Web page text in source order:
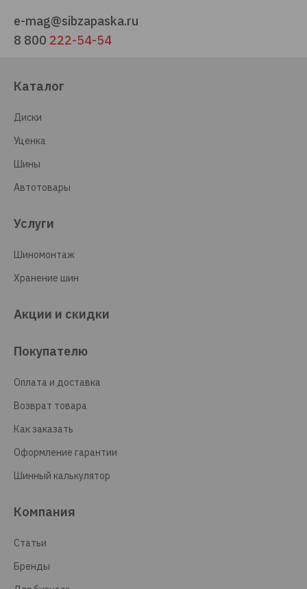
e-mag@sibzapaska.ru
8 800 222-54-54
Каталог
Диски
Уценка
Шины
Автотовары
Услуги
Шиномонтаж
Хранение шин
Акции и скидки
Покупателю
Оплата и доставка
Возврат товара
Как заказать
Оформление гарантии
Шинный калькулятор
Компания
Статьи
Бренды